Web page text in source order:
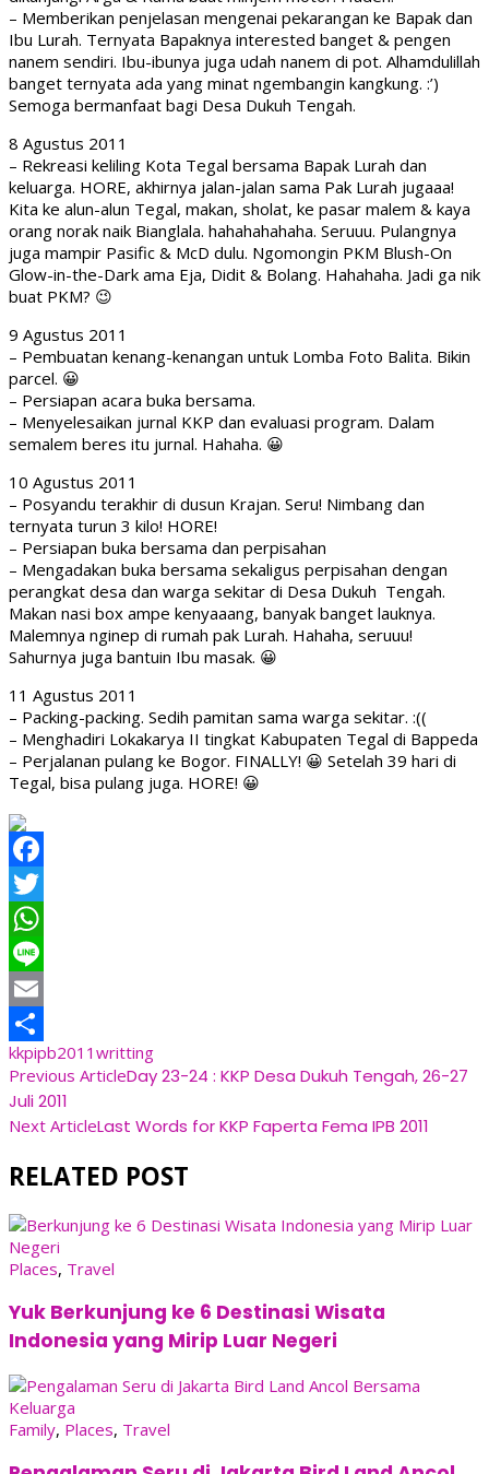
– Memberikan penjelasan mengenai pekarangan ke Bapak dan
Ibu Lurah. Ternyata Bapaknya interested banget & pengen
nanem sendiri. Ibu-ibunya juga udah nanem di pot. Alhamdulillah
banget ternyata ada yang minat ngembangin kangkung. :’)
Semoga bermanfaat bagi Desa Dukuh Tengah.
8 Agustus 2011
– Rekreasi keliling Kota Tegal bersama Bapak Lurah dan
keluarga. HORE, akhirnya jalan-jalan sama Pak Lurah jugaaa!
Kita ke alun-alun Tegal, makan, sholat, ke pasar malem & kaya
orang norak naik Bianglala. hahahahahaha. Seruuu. Pulangnya
juga mampir Pasific & McD dulu. Ngomongin PKM Blush-On
Glow-in-the-Dark ama Eja, Didit & Bolang. Hahahaha. Jadi ga nik
buat PKM? 😉
9 Agustus 2011
– Pembuatan kenang-kenangan untuk Lomba Foto Balita. Bikin
parcel. 😀
– Persiapan acara buka bersama.
– Menyelesaikan jurnal KKP dan evaluasi program. Dalam
semalem beres itu jurnal. Hahaha. 😀
10 Agustus 2011
– Posyandu terakhir di dusun Krajan. Seru! Nimbang dan
ternyata turun 3 kilo! HORE!
– Persiapan buka bersama dan perpisahan
– Mengadakan buka bersama sekaligus perpisahan dengan
perangkat desa dan warga sekitar di Desa Dukuh Tengah.
Makan nasi box ampe kenyaaang, banyak banget lauknya.
Malemnya nginep di rumah pak Lurah. Hahaha, seruuu!
Sahurnya juga bantuin Ibu masak. 😀
11 Agustus 2011
– Packing-packing. Sedih pamitan sama warga sekitar. :((
– Menghadiri Lokakarya II tingkat Kabupaten Tegal di Bappeda
– Perjalanan pulang ke Bogor. FINALLY! 😀 Setelah 39 hari di
Tegal, bisa pulang juga. HORE! 😀
Facebook
Twitter
WhatsApp
Line
Email
Share
kkpipb2011 writting
Post
Navigation
Previous ArticleDay 23-24 : KKP Desa Dukuh Tengah, 26-27
Juli 2011
Next ArticleLast Words for KKP Faperta Fema IPB 2011
RELATED POST
Places, Travel
Yuk Berkunjung ke 6 Destinasi Wisata
Indonesia yang Mirip Luar Negeri
Family, Places, Travel